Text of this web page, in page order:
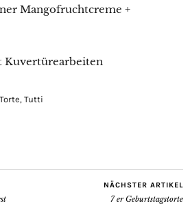
Mangofruchtcreme +
Kuvertürearbeiten
Torte, Tutti
NÄCHSTER ARTIKEL
7 er Geburtstagstorte